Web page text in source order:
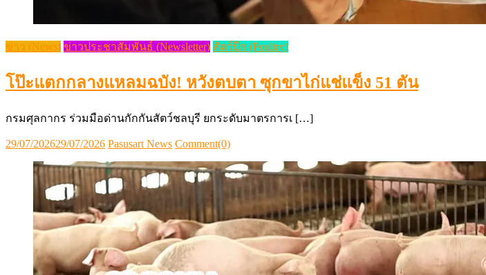
ข่าว (News) ข่าวประชาสัมพันธ์ (Newsletter) สัตว์ปีก (Poultry)
โป๊ะแตกกลางแหลมฉบัง! หวังตบตา ซุกขาไก่แช่แข็ง 51 ตัน
กรมศุลกากร ร่วมมือด่านกักกันสัตว์ชลบุรี ยกระดับมาตรการเ […]
Posted
29/07/202629/07/2026 Author
Pasusart News Comment(0)